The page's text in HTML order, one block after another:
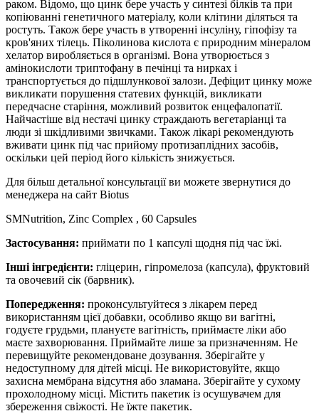
раком. Відомо, що цинк бере участь у синтезі білків та при
копіюванні генетичного матеріалу, коли клітини діляться та
ростуть. Також бере участь в утворенні інсуліну, гіпофізу та
кров'яних тілець. Піколинова кислота є природним мінералом
хелатор виробляється в організмі. Вона утворюється з
амінокислоти триптофану в печінці та нирках і
транспортується до підшлункової залози. Дефіцит цинку може
викликати порушення статевих функцій, викликати
передчасне старіння, можливий розвиток енцефалопатії.
Найчастіше від нестачі цинку страждають вегетаріанці та
люди зі шкідливими звичками. Також лікарі рекомендують
вживати цинк під час прийому протизаплідних засобів,
оскільки цей період його кількість знижується.
Для більш детальної консультації ви можете звернутися до
менеджера на сайт Biotus
SMNutrition, Zinc Complex , 60 Capsules
Застосування: приймати по 1 капсулі щодня під час їжі.
Інші інгредієнти: гліцерин, гіпромелоза (капсула), фруктовий
та овочевий сік (барвник).
Попередження: проконсультуйтеся з лікарем перед
використанням цієї добавки, особливо якщо ви вагітні,
годуєте грудьми, плануєте вагітність, приймаєте ліки або
маєте захворювання. Приймайте лише за призначенням. Не
перевищуйте рекомендоване дозування. Зберігайте у
недоступному для дітей місці. Не використовуйте, якщо
захисна мембрана відсутня або зламана. Зберігайте у сухому
прохолодному місці. Містить пакетик із осушувачем для
збереження свіжості. Не їжте пакетик.